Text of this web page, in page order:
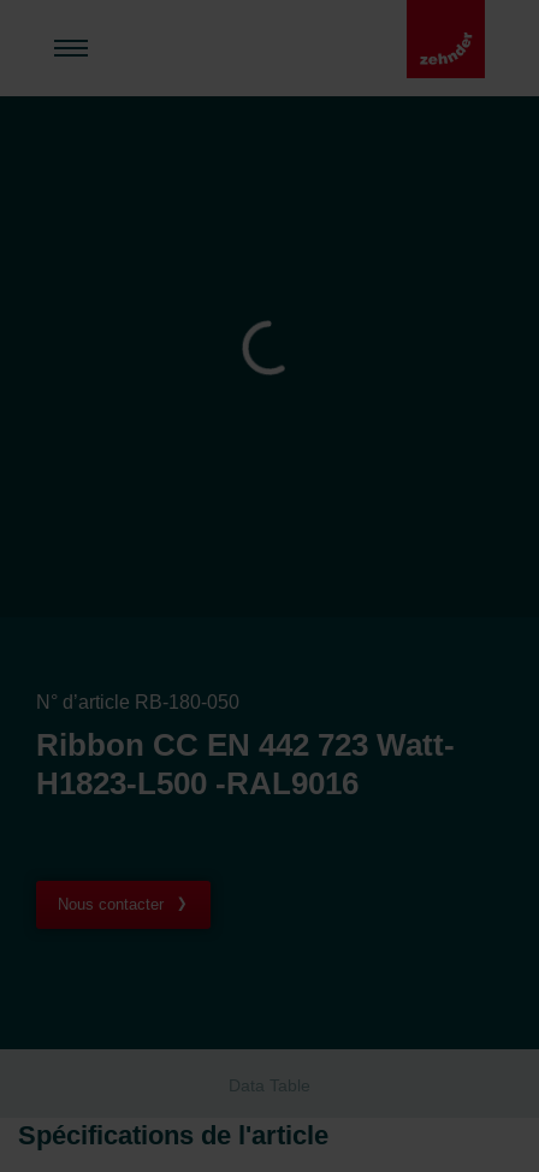
N° d’article RB-180-050
Ribbon CC EN 442 723 Watt-
H1823-L500 -RAL9016
Nous contacter
Data Table
Spécifications de l'article